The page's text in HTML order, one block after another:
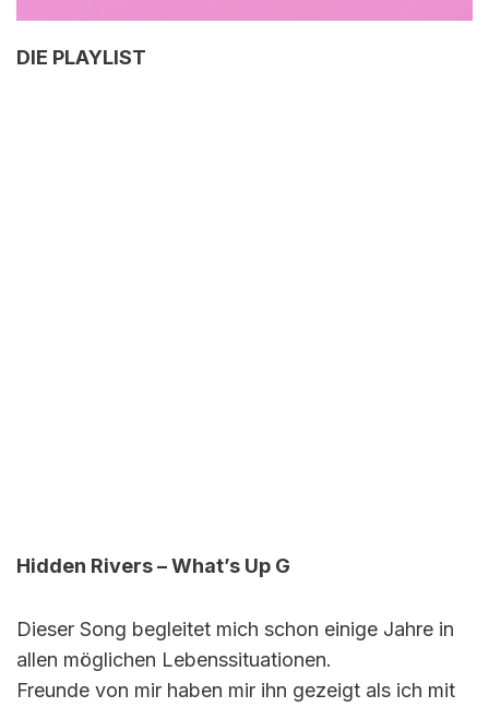
DIE PLAYLIST
Hidden Rivers – What’s Up G
Dieser Song begleitet mich schon einige Jahre in
allen möglichen Lebenssituationen.
Freunde von mir haben mir ihn gezeigt als ich mit